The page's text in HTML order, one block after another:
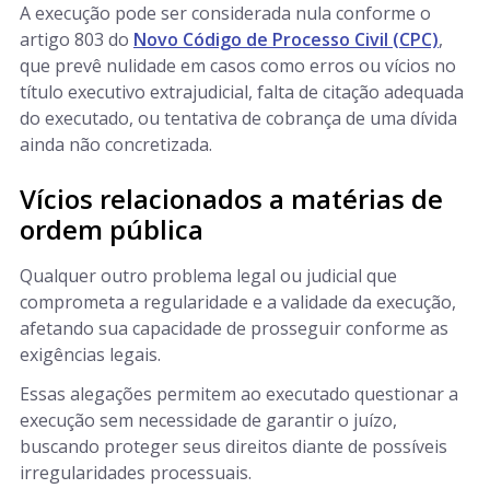
A execução pode ser considerada nula conforme o
artigo 803 do Novo Código de Processo Civil (CPC),
que prevê nulidade em casos como erros ou vícios no
título executivo extrajudicial, falta de citação adequada
do executado, ou tentativa de cobrança de uma dívida
ainda não concretizada.
Vícios relacionados a matérias de
ordem pública
Qualquer outro problema legal ou judicial que
comprometa a regularidade e a validade da execução,
afetando sua capacidade de prosseguir conforme as
exigências legais.
Essas alegações permitem ao executado questionar a
execução sem necessidade de garantir o juízo,
buscando proteger seus direitos diante de possíveis
irregularidades processuais.